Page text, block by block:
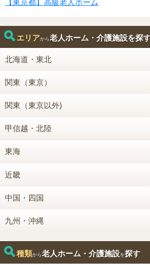
【東京都】高級老人ホーム
エリアから老人ホーム・介護施設を探
北海道・東北
関東（東京）
関東（東京以外)
甲信越・北陸
東海
近畿
中国・四国
九州・沖縄
種類から老人ホーム・介護施設を探す